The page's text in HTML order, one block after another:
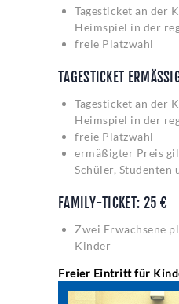
Tagesticket an der
Heimspiel in der
freie Platzwahl
TAGESTICKET
Tagesticket an der
Heimspiel in der
freie Platzwahl
ermäßigter Preis
Schüler, Studenten
FAMILY-TICKET: 25 €
Zwei Erwachsene
Kinder
Freier Eintritt für